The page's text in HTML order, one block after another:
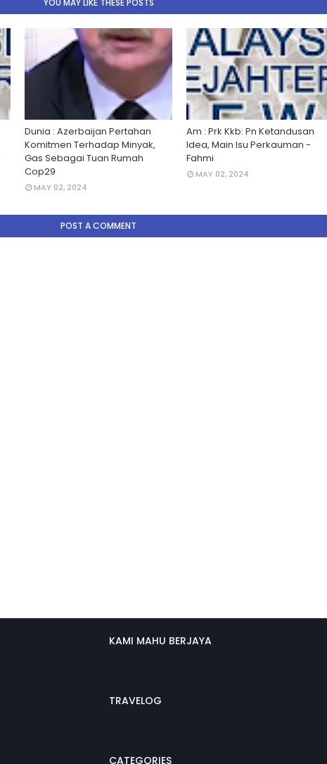
YOU MAY LIKE THESE POSTS
Dunia : Azerbaijan Pertahan
Komitmen Terhadap Minyak,
Gas Sebagai Tuan Rumah
Cop29
MAY 02, 2024
Am : Prk Kkb: Pn Ketandusan
Idea, Main Isu Perkauman -
Fahmi
MAY 02, 2024
POST A COMMENT
KAMI MAHU BERJAYA
TRAVELOG
CATEGORIES